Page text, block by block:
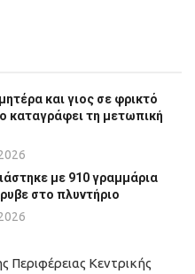
και γιος σε φρικτό
καταγράφει τη μετωπική
με 910 γραμμάρια
στο πλυντήριο
Περιφέρειας Κεντρικής